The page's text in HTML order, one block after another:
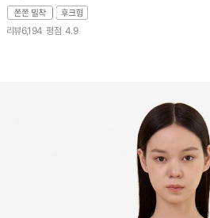
리뷰6,194 평점 4.9